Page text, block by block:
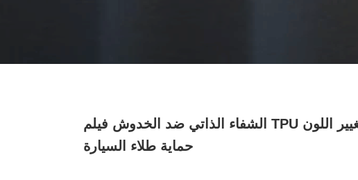
تغيير اللون TPU الشفاء الذاتي ضد الخدوش فيلم
حماية طلاء السيارة